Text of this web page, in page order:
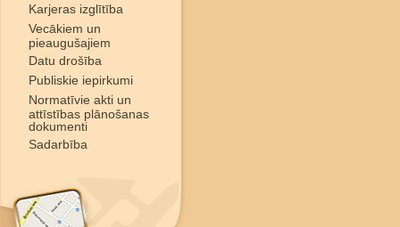
Karjeras izglītība
Vecākiem un
pieaugušajiem
Datu drošība
Publiskie iepirkumi
Normatīvie akti un
attīstības plānošanas
dokumenti
Sadarbība